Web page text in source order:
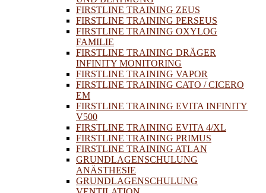
FIRSTLINE TRAINING ZEUS
FIRSTLINE TRAINING PERSEUS
FIRSTLINE TRAINING OXYLOG
FAMILIE
FIRSTLINE TRAINING DRÄGER
INFINITY MONITORING
FIRSTLINE TRAINING VAPOR
FIRSTLINE TRAINING CATO / CICERO
EM
FIRSTLINE TRAINING EVITA INFINITY
V500
FIRSTLINE TRAINING EVITA 4/XL
FIRSTLINE TRAINING PRIMUS
FIRSTLINE TRAINING ATLAN
GRUNDLAGENSCHULUNG
ANÄSTHESIE
GRUNDLAGENSCHULUNG